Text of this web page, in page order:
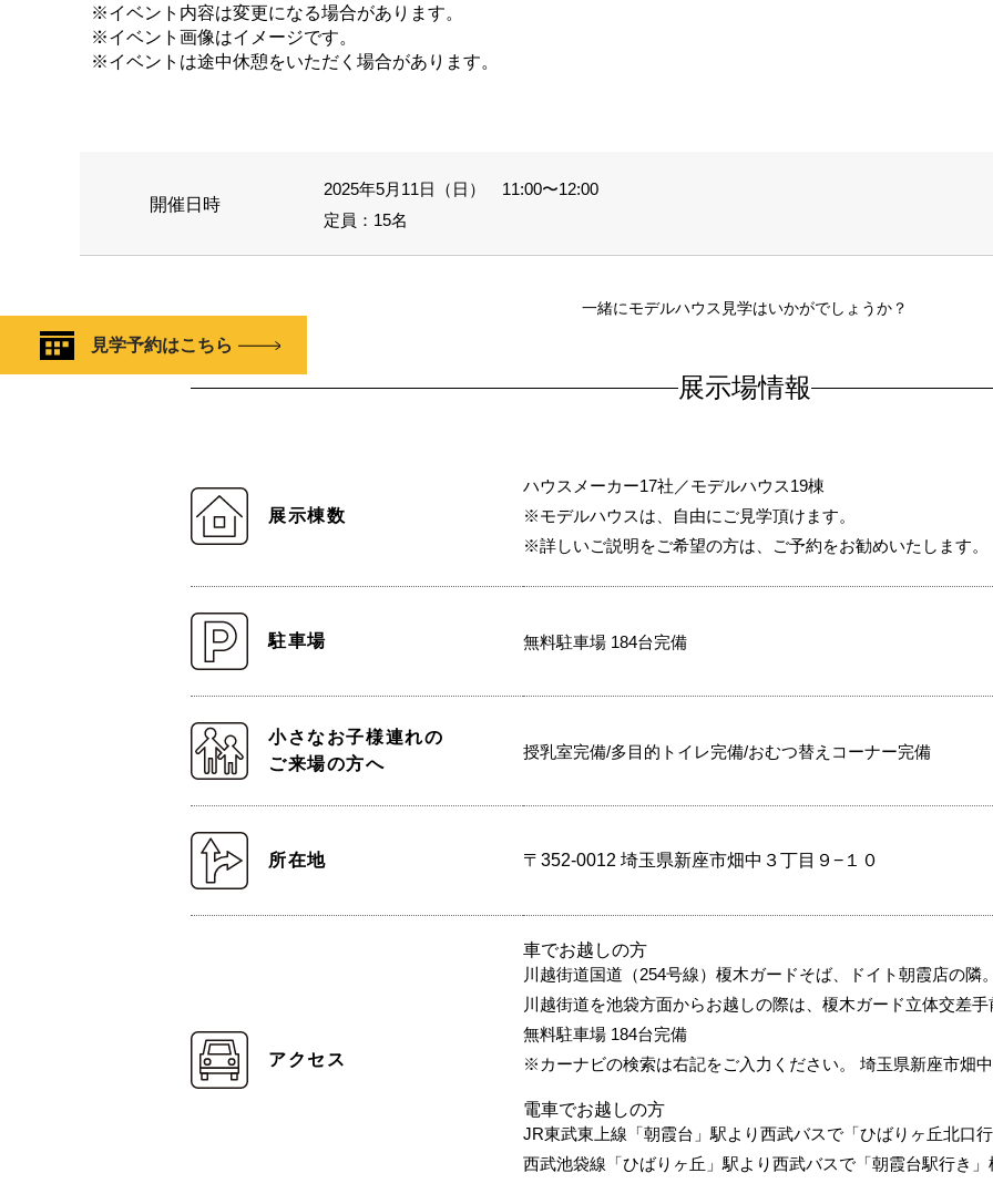
※イベント内容は変更になる場合があります。
※イベント画像はイメージです。
※イベントは途中休憩をいただく場合があります。
開催日時
2025年5月11日（日） 11:00〜12:00
定員：15名
一緒にモデルハウス見学はいかがでしょうか？
見学予約はこちら
展示場情報
展示棟数
ハウスメーカー17社／モデルハウス19棟
※モデルハウスは、自由にご見学頂けます。
※詳しいご説明をご希望の方は、ご予約をお勧めいたします。
駐車場 無料駐車場 184台完備
小さなお子様連れの
ご来場の方へ
授乳室完備/多目的トイレ完備/おむつ替えコーナー完備
所在地 〒352-0012 埼玉県新座市畑中３丁目９−１０
アクセス
車でお越しの方
川越街道国道（254号線）榎木ガードそば、ドイト朝霞店の隣
川越街道を池袋方面からお越しの際は、榎木ガード立体交差
無料駐車場 184台完備
※カーナビの検索は右記をご入力ください。 埼玉県新座市畑
電車でお越しの方
JR東武東上線「朝霞台」駅より西武バスで「ひばりヶ丘北口
西武池袋線「ひばりヶ丘」駅より西武バスで「朝霞台駅行き